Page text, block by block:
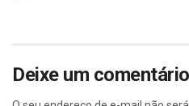
Deixe um comentário